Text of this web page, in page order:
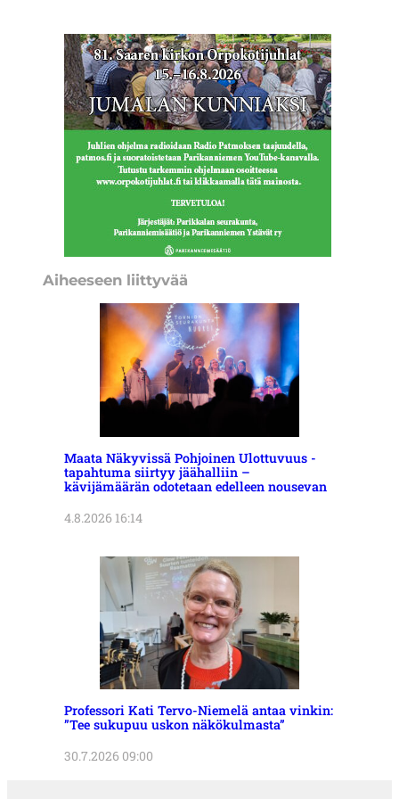
Aiheeseen liittyvää
Maata Näkyvissä Pohjoinen Ulottuvuus -
tapahtuma siirtyy jäähalliin –
kävijämäärän odotetaan edelleen nousevan
4.8.2026 16:14
Professori Kati Tervo-Niemelä antaa vinkin:
”Tee sukupuu uskon näkökulmasta”
30.7.2026 09:00